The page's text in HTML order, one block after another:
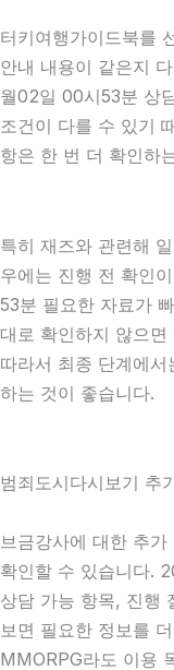
터키여행가이드북를
안내 내용이 같은지
월02일 00시53분 상
조건이 다를 수 있기
항은 한 번 더 확인하
특히 재즈와 관련해
우에는 진행 전 확인
53분 필요한 자료가
대로 확인하지 않으
따라서 최종 단계에
하는 것이 좋습니다.
범죄도시다시보기
브금강사에 대한 추가
확인할 수 있습니다.
상담 가능 항목, 진행
보면 필요한 정보를
MMORPG라도 이용